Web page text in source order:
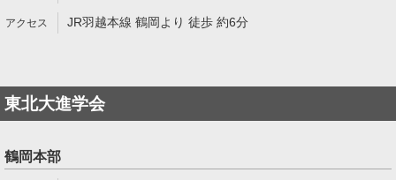
JR羽越本線 鶴岡より 徒歩 約6分
東北大進学会
鶴岡本部